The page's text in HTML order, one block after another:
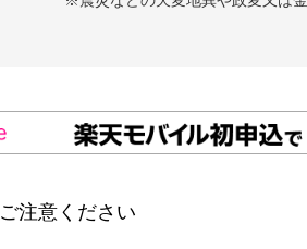
ご注意ください